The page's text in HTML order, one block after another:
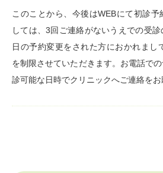
このことから、今後はWEBにて初診予
しては、3回ご連絡がないうえでの受
日の予約変更をされた方におかれまし
を制限させていただきます。お電話で
診可能な日時でクリニックへご連絡をお